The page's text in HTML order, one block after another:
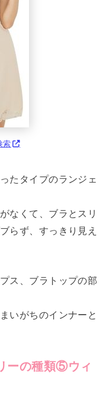
索
たタイプのランジェ
なくて、ブラとスリ
らず、すっきり見え
ス、ブラトップの部
いがちのインナーと
ーの種類⑤ウィ